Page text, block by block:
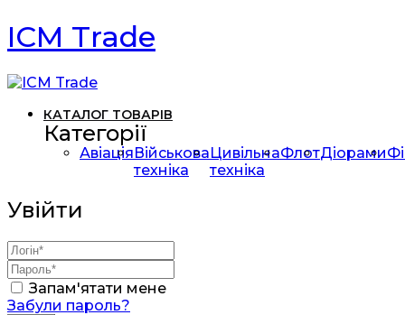
ICM Trade
КАТАЛОГ ТОВАРІВ
Категорії
АвіаціяВійськова
техніка
Цивільна
техніка
ФлотДіорами
Увійти
Запам'ятати мене
Забули пароль?